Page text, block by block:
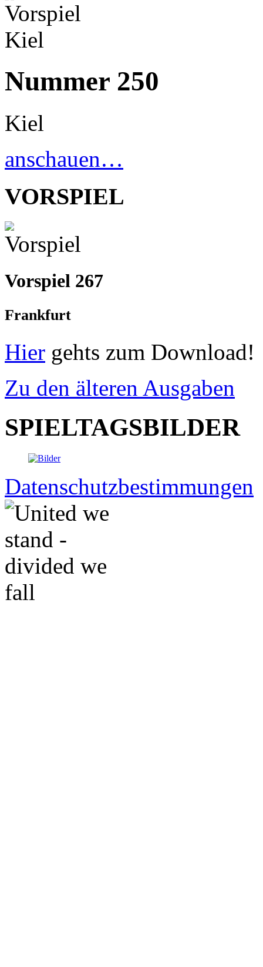
Nummer 250
Kiel
anschauen…
VORSPIEL
Vorspiel 267
Frankfurt
Hier gehts zum Download!
Zu den älteren Ausgaben
SPIELTAGSBILDER
Datenschutzbestimmungen